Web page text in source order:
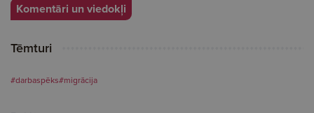
Komentāri un viedokļi
Tēmturi
#darbaspēks#migrācija